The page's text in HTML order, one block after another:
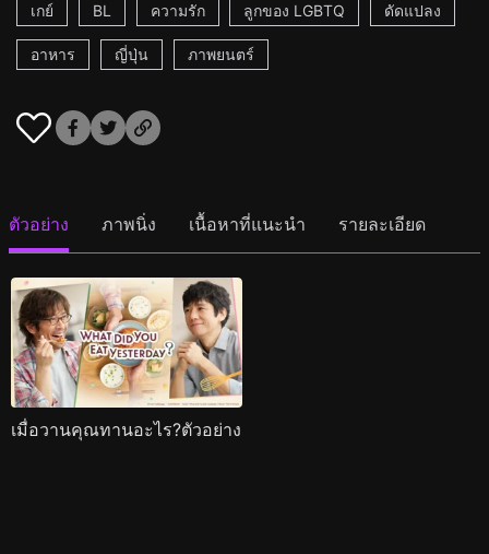
เกย์
BL ความรัก ลูกของ LGBTQ ดัดแปลง
อาหาร ญี่ปุ่น ภาพยนตร์
ตัวอย่าง ภาพนิ่ง เนื้อหาที่แนะนำ รายละเอียด
เมื่อวานคุณทานอะไร?ตัวอย่าง